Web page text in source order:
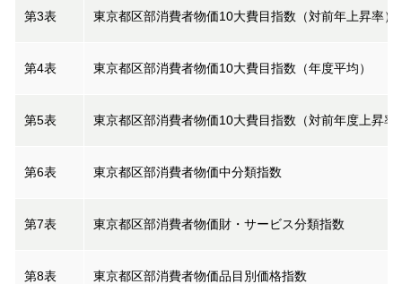
第3表 東京都区部消費者物価10大費目指数（対前年上昇率）
第4表 東京都区部消費者物価10大費目指数（年度平均）
第5表 東京都区部消費者物価10大費目指数（対前年度上昇率
第6表 東京都区部消費者物価中分類指数
第7表 東京都区部消費者物価財・サービス分類指数
第8表 東京都区部消費者物価品目別価格指数